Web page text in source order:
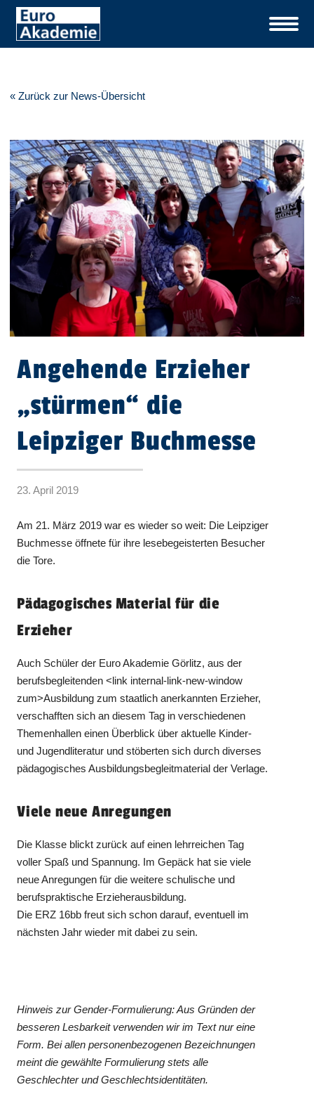
« Zurück zur News-Übersicht
Angehende Erzieher
„stürmen“ die
Leipziger Buchmesse
23. April 2019
Am 21. März 2019 war es wieder so weit: Die Leipziger
Buchmesse öffnete für ihre lesebegeisterten Besucher
die Tore.
Pädagogisches Material für die
Erzieher
Auch Schüler der Euro Akademie Görlitz, aus der
berufsbegleitenden <link internal-link-new-window
zum>Ausbildung zum staatlich anerkannten Erzieher,
verschafften sich an diesem Tag in verschiedenen
Themenhallen einen Überblick über aktuelle Kinder-
und Jugendliteratur und stöberten sich durch diverses
pädagogisches Ausbildungsbegleitmaterial der Verlage.
Viele neue Anregungen
Die Klasse blickt zurück auf einen lehrreichen Tag
voller Spaß und Spannung. Im Gepäck hat sie viele
neue Anregungen für die weitere schulische und
berufspraktische Erzieherausbildung.
Die ERZ 16bb freut sich schon darauf, eventuell im
nächsten Jahr wieder mit dabei zu sein.
Hinweis zur Gender-Formulierung: Aus Gründen der
besseren Lesbarkeit verwenden wir im Text nur eine
Form. Bei allen personenbezogenen Bezeichnungen
meint die gewählte Formulierung stets alle
Geschlechter und Geschlechtsidentitäten.